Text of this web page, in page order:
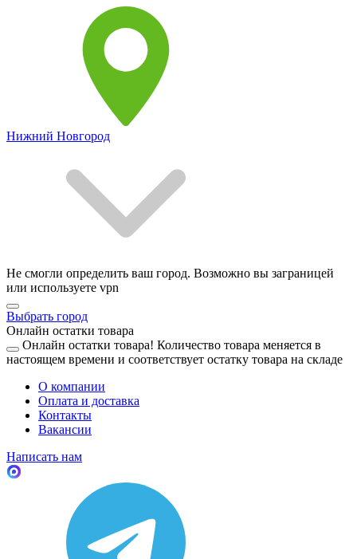
Нижний Новгород
Не смогли определить ваш город. Возможно вы заграницей
или используете vpn
Выбрать город
Онлайн остатки товара
Онлайн остатки товара! Количество товара меняется в
настоящем времени и соответствует остатку товара на складе
О компании
Оплата и доставка
Контакты
Вакансии
Написать нам